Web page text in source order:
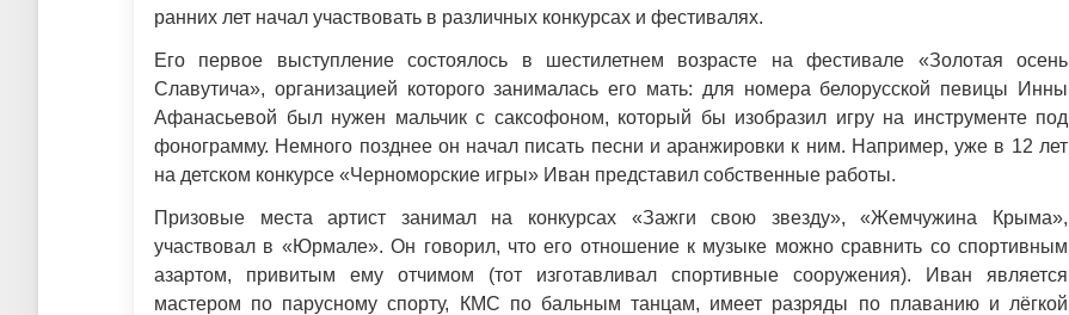
ранних лет начал участвовать в различных конкурсах и фестивалях.
Его первое выступление состоялось в шестилетнем возрасте на фестивале «Золотая осень
Славутича», организацией которого занималась его мать: для номера белорусской певицы Инны
Афанасьевой был нужен мальчик с саксофоном, который бы изобразил игру на инструменте под
фонограмму. Немного позднее он начал писать песни и аранжировки к ним. Например, уже в 12 лет
на детском конкурсе «Черноморские игры» Иван представил собственные работы.
Призовые места артист занимал на конкурсах «Зажги свою звезду», «Жемчужина Крыма»,
участвовал в «Юрмале». Он говорил, что его отношение к музыке можно сравнить со спортивным
азартом, привитым ему отчимом (тот изготавливал спортивные сооружения). Иван является
мастером по парусному спорту, КМС по бальным танцам, имеет разряды по плаванию и лёгкой